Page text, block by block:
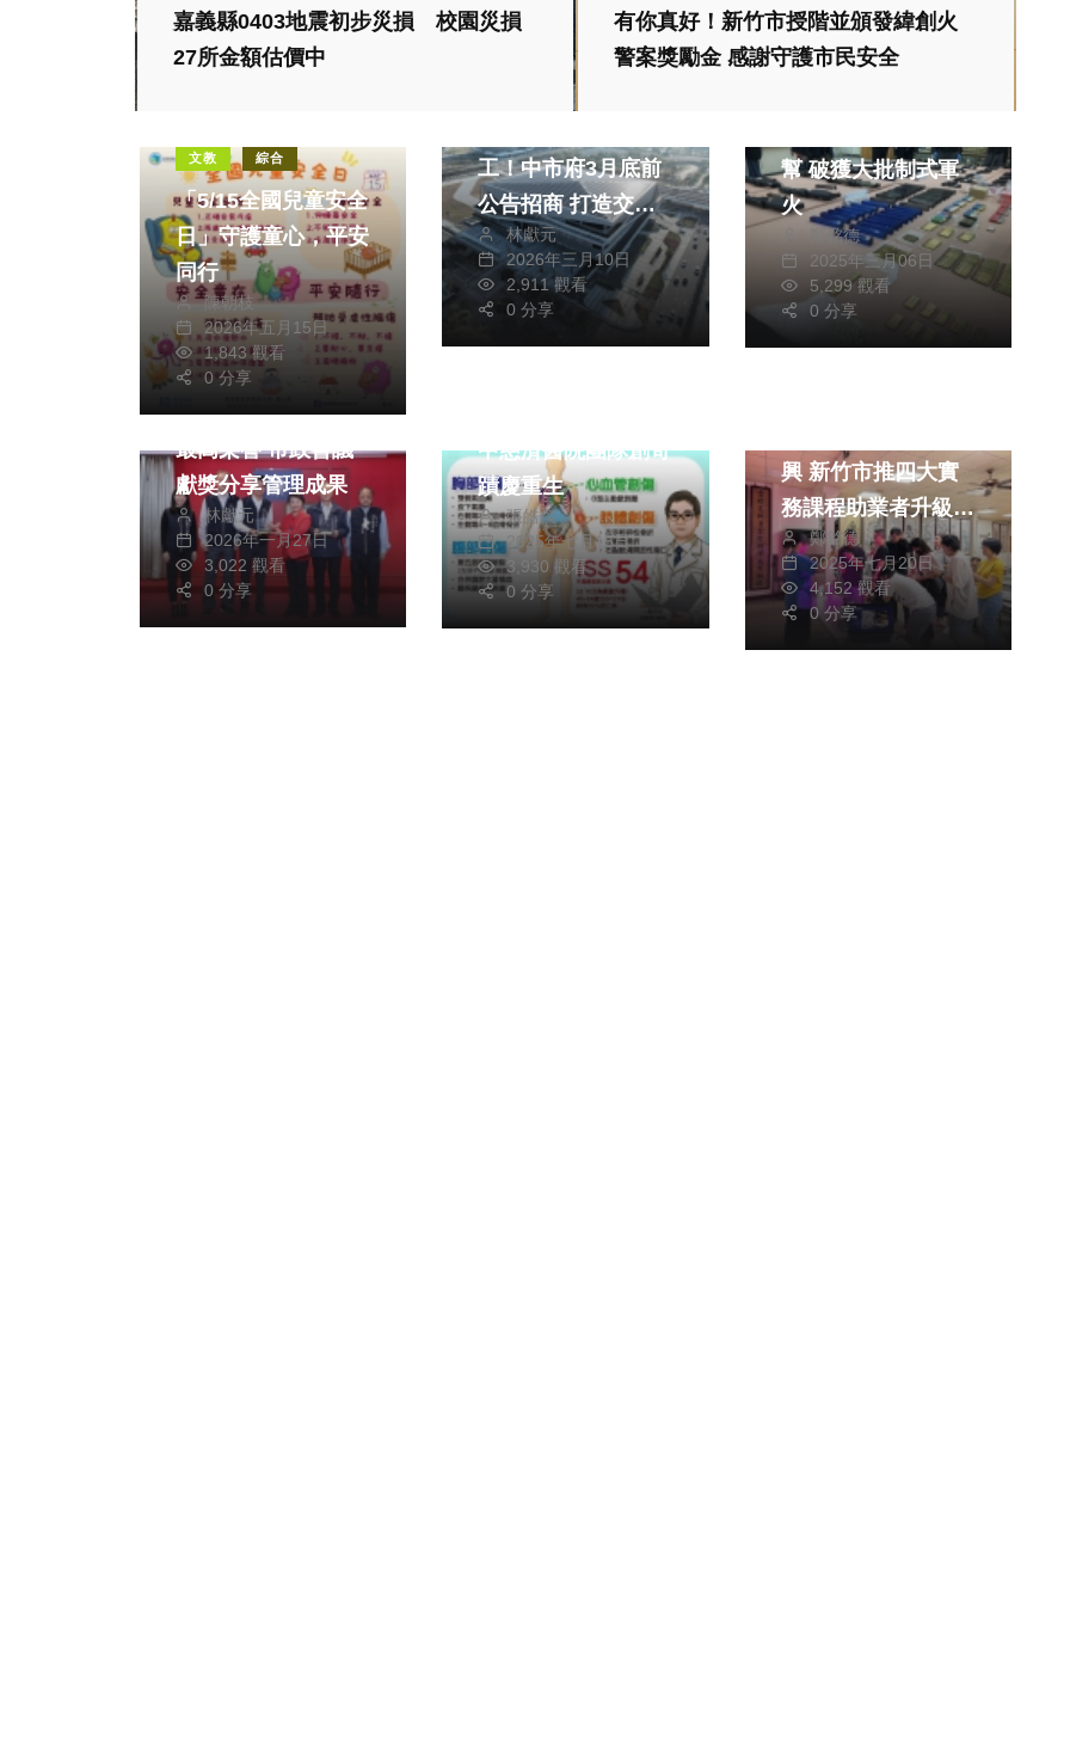
嘉義縣0403地震初步災損 校園災損
27所金額估價中
有你真好！新竹市授階並頒發緯創火
警案獎勵金 感謝守護市民安全
文教 綜合
「5/15全國兒童安全
日」守護童心，平安
同行
陳朝枝
2026年五月15日
1,843 觀看
0 分享
生活
工！中市府3月底前
公告招商 打造交通
新門戶
林獻元
2026年三月10日
2,911 觀看
0 分享
幫 破獲大批制式軍
火
鄭銘德
2025年三月06日
5,299 觀看
0 分享
政治 財經及消費
東勢地所榮獲金檔獎
最高榮譽 市政會議
獻獎分享管理成果
林獻元
2026年一月27日
3,022 觀看
0 分享
中慈濟醫院團隊創奇
蹟慶重生
張皓傑
2025年七月15日
3,930 觀看
0 分享
興 新竹市推四大實
務課程助業者升級轉
型 提升商家競爭力
鄭銘德
2025年七月20日
4,152 觀看
0 分享